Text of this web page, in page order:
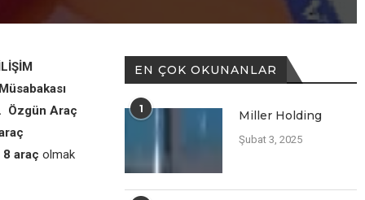
Özgün Araç
araç olmak
EN ÇOK OKUNANLAR
1 Miller Holding
Şubat 3, 2025